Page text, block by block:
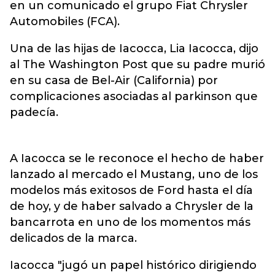
en un comunicado el grupo Fiat Chrysler
Automobiles (FCA).
Una de las hijas de Iacocca, Lia Iacocca, dijo
al The Washington Post que su padre murió
en su casa de Bel-Air (California) por
complicaciones asociadas al parkinson que
padecía.
A Iacocca se le reconoce el hecho de haber
lanzado al mercado el Mustang, uno de los
modelos más exitosos de Ford hasta el día
de hoy, y de haber salvado a Chrysler de la
bancarrota en uno de los momentos más
delicados de la marca.
Iacocca "jugó un papel histórico dirigiendo